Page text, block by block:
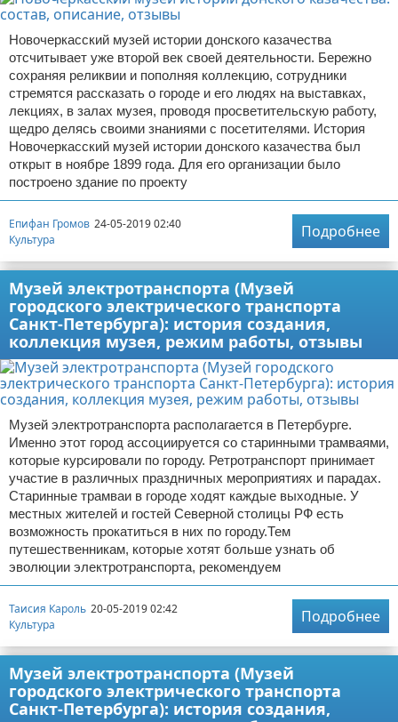
Новочеркасский музей истории донского казачества
отсчитывает уже второй век своей деятельности. Бережно
сохраняя реликвии и пополняя коллекцию, сотрудники
стремятся рассказать о городе и его людях на выставках,
лекциях, в залах музея, проводя просветительскую работу,
щедро делясь своими знаниями с посетителями. История
Новочеркасский музей истории донского казачества был
открыт в ноябре 1899 года. Для его организации было
построено здание по проекту
Епифан Громов 24-05-2019 02:40
Культура
Подробнее
Музей электротранспорта (Музей
городского электрического транспорта
Санкт-Петербурга): история создания,
коллекция музея, режим работы, отзывы
Музей электротранспорта располагается в Петербурге.
Именно этот город ассоциируется со старинными трамваями,
которые курсировали по городу. Ретротранспорт принимает
участие в различных праздничных мероприятиях и парадах.
Старинные трамваи в городе ходят каждые выходные. У
местных жителей и гостей Северной столицы РФ есть
возможность прокатиться в них по городу.Тем
путешественникам, которые хотят больше узнать об
эволюции электротранспорта, рекомендуем
Таисия Кароль 20-05-2019 02:42
Культура
Подробнее
Музей электротранспорта (Музей
городского электрического транспорта
Санкт-Петербурга): история создания,